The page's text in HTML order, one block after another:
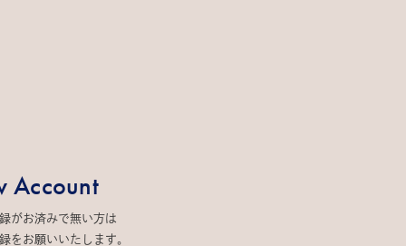
Account
がお済みで無い方は
をお願いいたします。